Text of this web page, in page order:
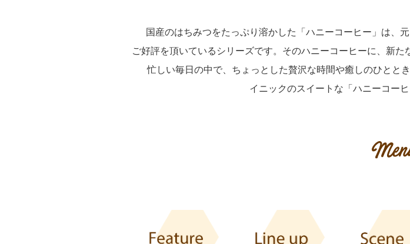
国産のはちみつをたっぷり溶かした「ハニーコーヒー」は、
ご好評を頂いているシリーズです。そのハニーコーヒーに、新
忙しい毎日の中で、ちょっとした贅沢な時間や癒しのひとと
イニックのスイートな「ハニーコー